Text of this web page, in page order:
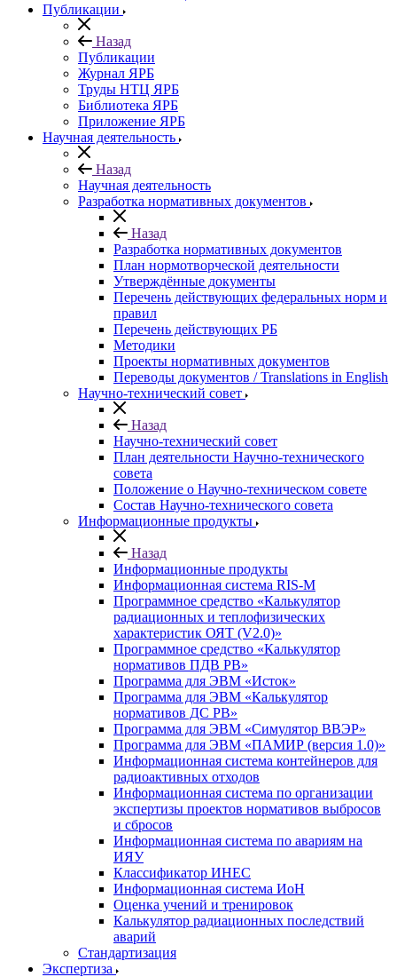
Публикации
Назад
Публикации
Журнал ЯРБ
Труды НТЦ ЯРБ
Библиотека ЯРБ
Приложение ЯРБ
Научная деятельность
Назад
Научная деятельность
Разработка нормативных документов
Назад
Разработка нормативных документов
План нормотворческой деятельности
Утверждённые документы
Перечень действующих федеральных норм и
правил
Перечень действующих РБ
Методики
Проекты нормативных документов
Переводы документов / Translations in English
Научно-технический совет
Назад
Научно-технический совет
План деятельности Научно-технического
совета
Положение о Научно-техническом совете
Состав Научно-технического совета
Информационные продукты
Назад
Информационные продукты
Информационная система RIS-M
Программное средство «Калькулятор
радиационных и теплофизических
характеристик ОЯТ (V2.0)»
Программное средство «Калькулятор
нормативов ПДВ РВ»
Программа для ЭВМ «Исток»
Программа для ЭВМ «Калькулятор
нормативов ДС РВ»
Программа для ЭВМ «Симулятор ВВЭР»
Программа для ЭВМ «ПАМИР (версия 1.0)»
Информационная система контейнеров для
радиоактивных отходов
Информационная система по организации
экспертизы проектов нормативов выбросов
и сбросов
Информационная система по авариям на
ИЯУ
Классификатор ИНЕС
Информационная система ИоН
Оценка учений и тренировок
Калькулятор радиационных последствий
аварий
Стандартизация
Экспертиза